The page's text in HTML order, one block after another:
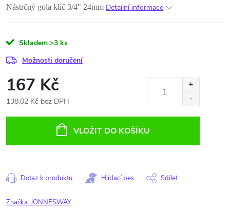
Nástrčný gola klíč 3/4" 24mm Detailní informace
Skladem >3 ks
Možnosti doručení
167 Kč
138,02 Kč bez DPH
VLOŽIT DO KOŠÍKU
Dotaz k produktu Hlídací pes Sdílet
Značka:JONNESWAY